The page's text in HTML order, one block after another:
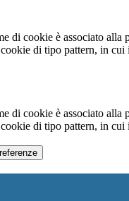
di cookie è associato
di tipo pattern, in
di cookie è associato
di tipo pattern, in